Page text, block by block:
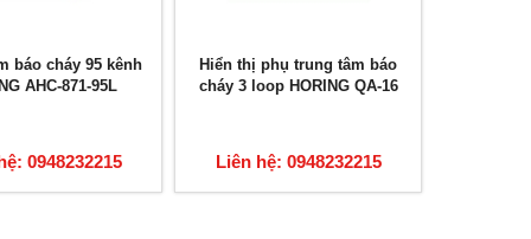
báo cháy 95 kênh
AHC-871-95L
0948232215
Hiển thị phụ trung tâm báo
cháy 3 loop HORING QA-16
Liên hệ: 0948232215